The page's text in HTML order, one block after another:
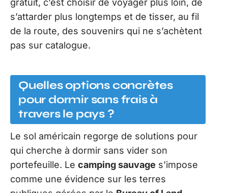
gratuit, c’est choisir de voyager plus loin, de
s’attarder plus longtemps et de tisser, au fil
de la route, des souvenirs qui ne s’achètent
pas sur catalogue.
Quelles options concrètes
pour dormir sans frais à
travers le pays ?
Le sol américain regorge de solutions pour
qui cherche à dormir sans vider son
portefeuille. Le camping sauvage s’impose
comme une évidence sur les terres